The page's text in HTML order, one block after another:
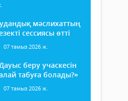
мәслихаттың
сессиясы өтті
07 тамыз 2026 ж.
беру учаскесін
табуға болады?»
07 тамыз 2026 ж.